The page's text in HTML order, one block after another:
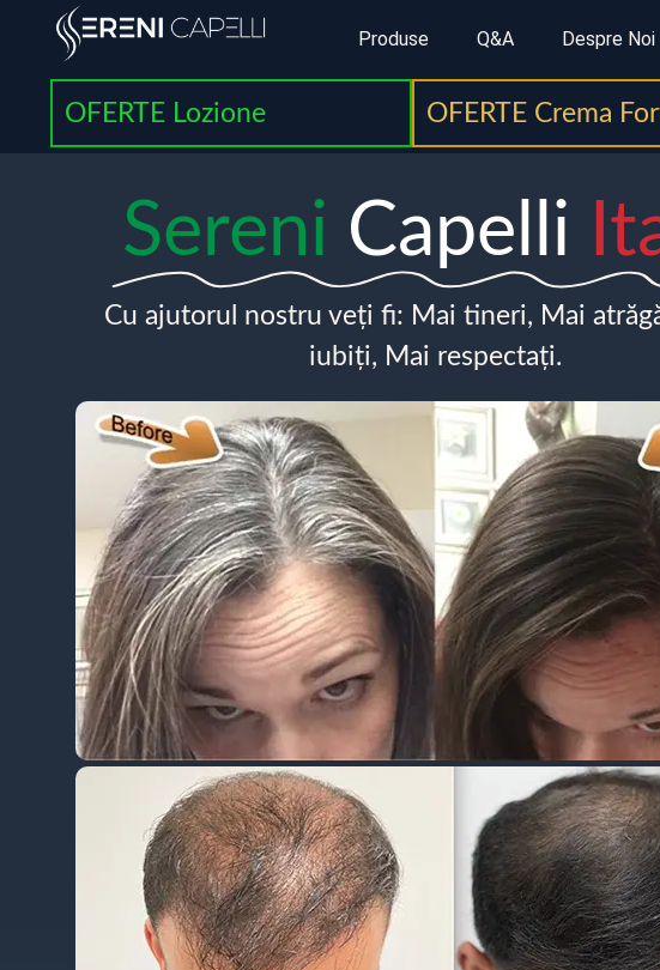
Produse Q&A Despre Noi
OFERTE Lozione OFERTE Crema
Sereni Capelli
Cu ajutorul nostru veți fi: Mai tineri, Mai
iubiți, Mai respectați.